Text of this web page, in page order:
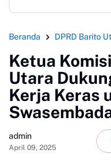
Beranda DPRD Barito
Ketua
Utara
Kerja Keras
admin
April 09, 2025